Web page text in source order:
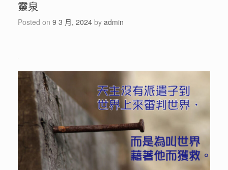
靈泉
Posted on 9 3 月, 2024 by admin